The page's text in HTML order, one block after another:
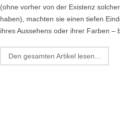
(ohne vorher von der Existenz
haben), machten sie einen tiefen
ihres Aussehens oder ihrer Farben –
Den gesamten Artikel lesen...